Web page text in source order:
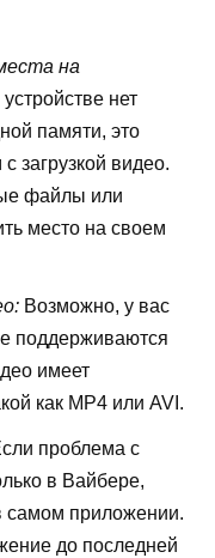
на
нет
памяти, это
загрузкой видео.
файлы или
место на своем
Возможно, у вас
поддерживаются
имеет
как MP4 или AVI.
проблема с
в Вайбере,
самом приложении.
до последней